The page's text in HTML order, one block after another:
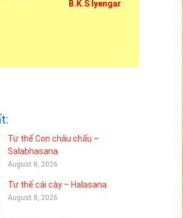
B.K.S Iyengar
Tư thế Con châu chấu –
Salabhasana
August 8, 2026
Tư thế cái cày – Halasana
August 8, 2026